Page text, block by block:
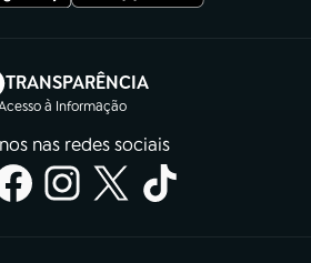
TRANSPARÊNCIA
à Informação
(abre em nova aba)
nas redes sociais